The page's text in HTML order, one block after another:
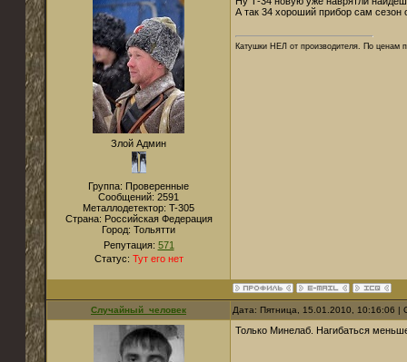
Злой Админ
Группа: Проверенные
Сообщений: 2591
Металлодетектор: T-305
Страна: Российская Федерация
Город: Тольятти
Репутация: 571
Статус: Тут его нет
А так 34 хороший прибор сам сезон
Катушки НЕЛ от производителя. По ценам
Случайный_человек Дата: Пятница, 15.01.2010, 10:16:06
Только Минелаб. Нагибаться